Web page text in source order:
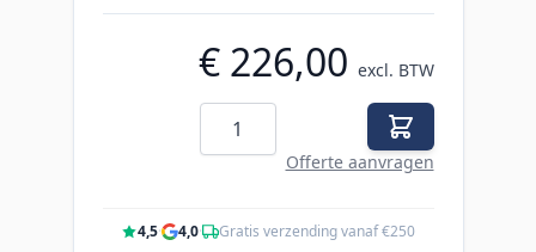
€ 226,00 excl. BTW
Aantal
Offerte aanvragen
4,5· 4,0· Gratis verzending vanaf €250